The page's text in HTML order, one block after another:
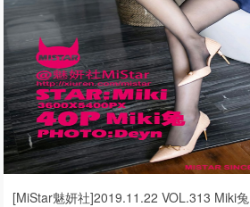
[MiStar魅妍社]2019.11.22 VOL.313 Miki兔